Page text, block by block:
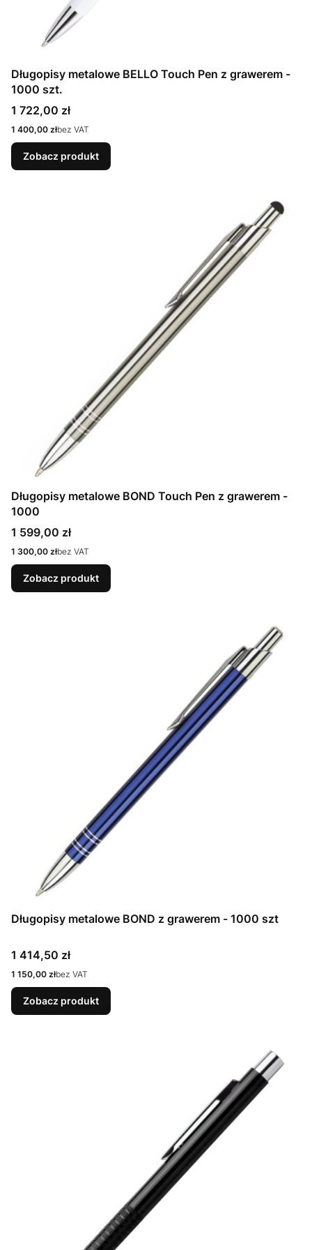
Długopisy metalowe BELLO Touch Pen z grawerem -
1000 szt.
Cena
1 722,00 zł
Cena
1 400,00 złbez VAT
Zobacz produkt
Długopisy metalowe BOND Touch Pen z grawerem -
1000
Cena
1 599,00 zł
Cena
1 300,00 złbez VAT
Zobacz produkt
Długopisy metalowe BOND z grawerem - 1000 szt
Cena
1 414,50 zł
Cena
1 150,00 złbez VAT
Zobacz produkt